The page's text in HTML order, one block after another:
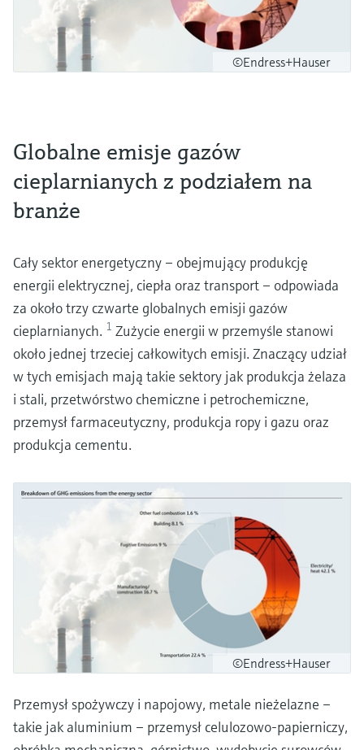
©Endress+Hauser
Globalne emisje gazów
cieplarnianych z podziałem na
branże
Cały sektor energetyczny – obejmujący produkcję
energii elektrycznej, ciepła oraz transport – odpowiada
za około trzy czwarte globalnych emisji gazów
cieplarnianych. 1 Zużycie energii w przemyśle stanowi
około jednej trzeciej całkowitych emisji. Znaczący udział
w tych emisjach mają takie sektory jak produkcja żelaza
i stali, przetwórstwo chemiczne i petrochemiczne,
przemysł farmaceutyczny, produkcja ropy i gazu oraz
produkcja cementu.
©Endress+Hauser
Przemysł spożywczy i napojowy, metale nieżelazne –
takie jak aluminium – przemysł celulozowo-papierniczy,